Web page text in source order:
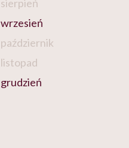
sierpień
wrzesień
październik
listopad
grudzień